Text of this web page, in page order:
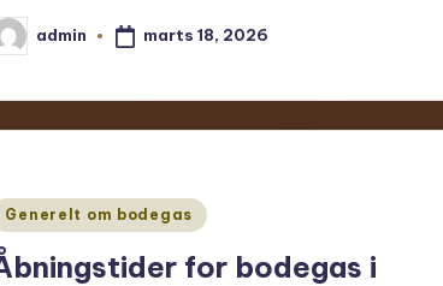
admin marts 18, 2026
Generelt om bodegas
for bodegas i